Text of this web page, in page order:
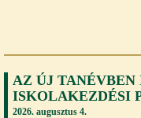
AZ ÚJ
ISKOLAKEZDÉSI
2026. augusztus 4.